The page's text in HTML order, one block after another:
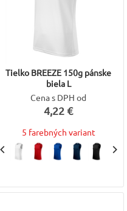
Tielko BREEZE 150g pánske
biela L
Cena s DPH od
4,22 €
5 farebných variant